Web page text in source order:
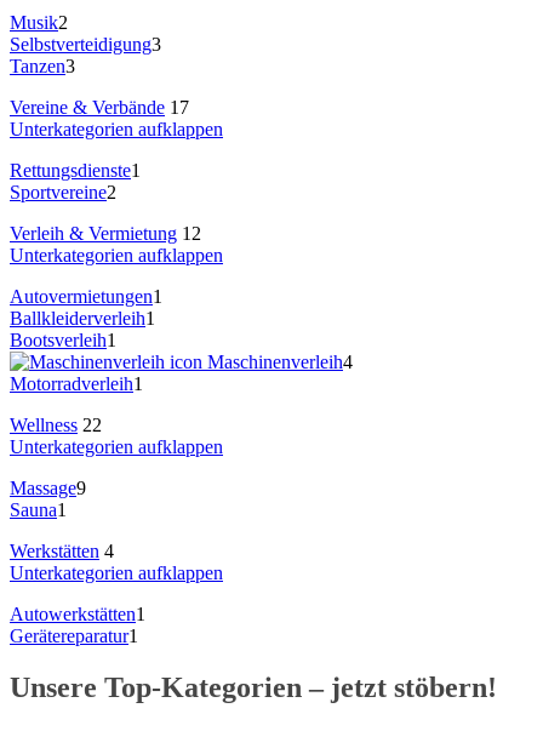
Musik2
Selbstverteidigung3
Tanzen3
Vereine & Verbände 17
Unterkategorien aufklappen
Rettungsdienste1
Sportvereine2
Verleih & Vermietung 12
Unterkategorien aufklappen
Autovermietungen1
Ballkleiderverleih1
Bootsverleih1
Maschinenverleih4
Motorradverleih1
Wellness 22
Unterkategorien aufklappen
Massage9
Sauna1
Werkstätten 4
Unterkategorien aufklappen
Autowerkstätten1
Gerätereparatur1
Unsere Top-Kategorien – jetzt stöbern!